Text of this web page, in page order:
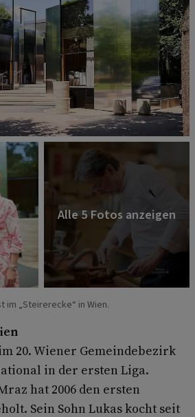
im „Steirerecke“ in Wien.
20. Wiener Gemeindebezirk
in der ersten Liga.
hat 2006 den ersten
Sein Sohn Lukas kocht seit